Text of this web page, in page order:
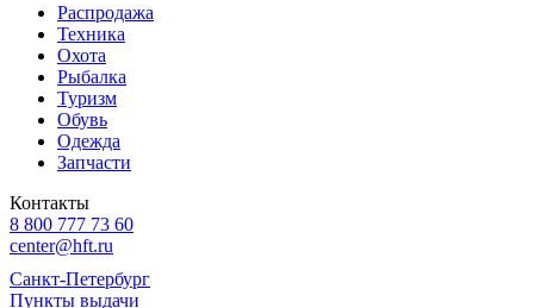
Распродажа
Техника
Охота
Рыбалка
Туризм
Обувь
Одежда
Запчасти
Контакты
8 800 777 73 60
center@hft.ru
Санкт-Петербург
Пункты выдачи